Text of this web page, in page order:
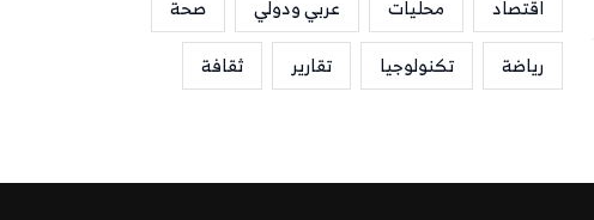
اقتصاد
محليات عربي ودولي
صحة
رياضة
تكنولوجيا تقارير ثقافة